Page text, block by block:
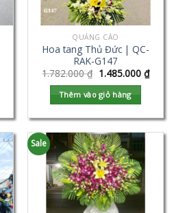
QUẢNG CÁO
Hoa tang Thủ Đức | QC-
RAK-G147
1.782.000₫ 1.485.000 ₫
Thêm vào giỏ hàng
Sale